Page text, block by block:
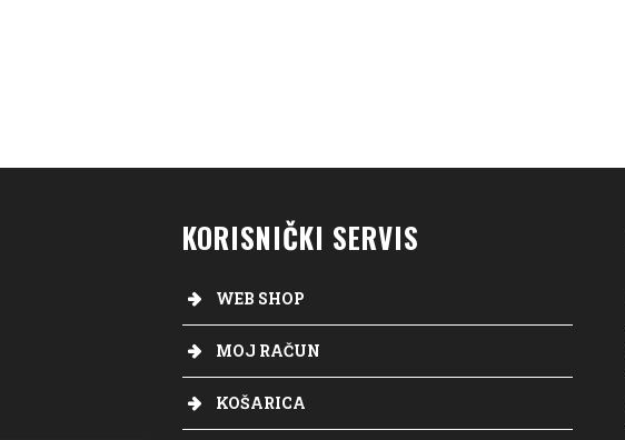
KORISNIČKI SERVIS
WEB SHOP
MOJ RAČUN
KOŠARICA